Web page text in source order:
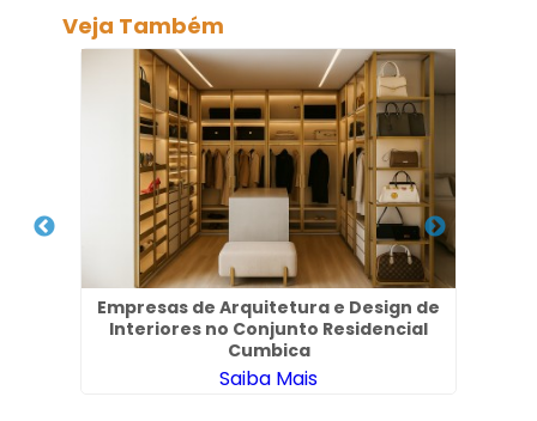
Veja Também
Empresas de Arquitetura e Design de
Interiores no Conjunto Residencial
Cumbica
Saiba Mais